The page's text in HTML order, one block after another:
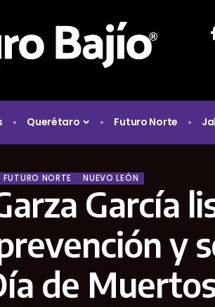
Querétaro Futuro Norte
FUTURO NORTE NUEVO LEÓN
García
y
de